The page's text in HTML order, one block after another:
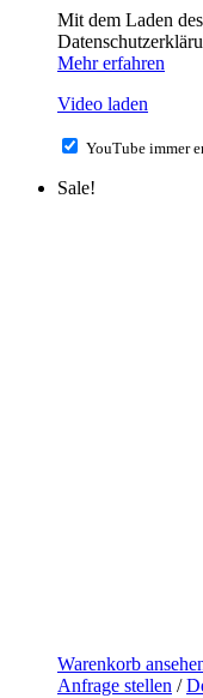
Mit dem Laden
Mehr erfahren
Video laden
YouTube immer
Sale!
Warenkorb
Anfrage stellen /